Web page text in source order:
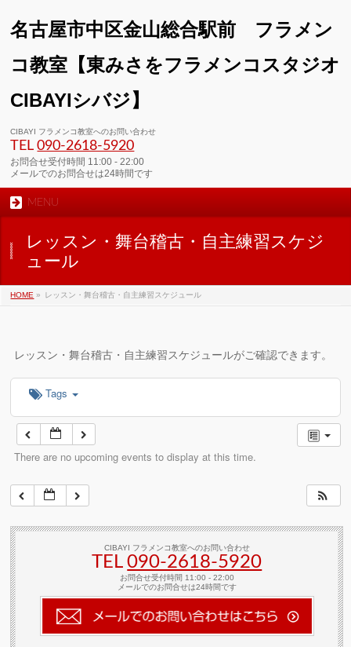
名古屋市中区金山総合駅前 フラメン
コ教室【東みさをフラメンコスタジオ
CIBAYIシバジ】
CIBAYI フラメンコ教室へのお問い合わせ
TEL090-2618‐5920
お問合せ受付時間 11:00 - 22:00
メールでのお問合せは24時間です
MENU
レッスン・舞台稽古・自主練習スケジ
ュール
HOME » レッスン・舞台稽古・自主練習スケジュール
レッスン・舞台稽古・自主練習スケジュールがご確認できます。
Tags
There are no upcoming events to display at this time.
CIBAYI フラメンコ教室へのお問い合わせ
TEL090-2618‐5920
お問合せ受付時間 11:00 - 22:00
メールでのお問合せは24時間です